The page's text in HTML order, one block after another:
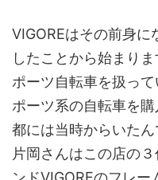
VIGOREはその前身に
したことから始まり
ポーツ自転車を扱っ
ポーツ系の自転車を
都には当時からいた
片岡さんはこの店の